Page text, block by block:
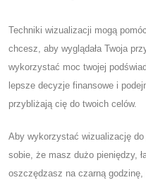
Techniki wizualizacji mogą
chcesz, aby wyglądała Twoja
wykorzystać moc twojej
lepsze decyzje finansowe i
przybliżają cię do twoich celów.
Aby wykorzystać wizualizację
sobie, że masz dużo pieniędzy,
oszczędzasz na czarną